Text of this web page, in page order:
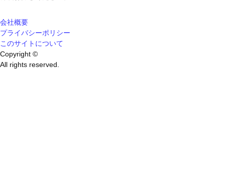
会社概要
プライバシーポリシー
このサイトについて
Copyright ©
All rights reserved.